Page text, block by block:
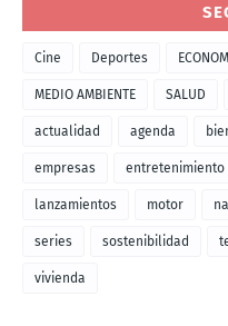
Cine Deportes
MEDIO AMBIENTE SALUD
actualidad agenda
empresas entretenimiento
lanzamientos motor
series sostenibilidad
vivienda